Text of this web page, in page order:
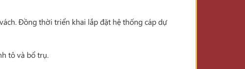
Đồng thời triển khai lắp đặt hệ thống cáp dự
tô và bổ trụ.